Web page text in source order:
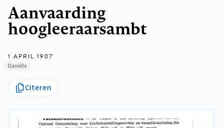
Aanvaarding
hoogleeraarsambt
1 APRIL 1907
Daniëls
Citeren